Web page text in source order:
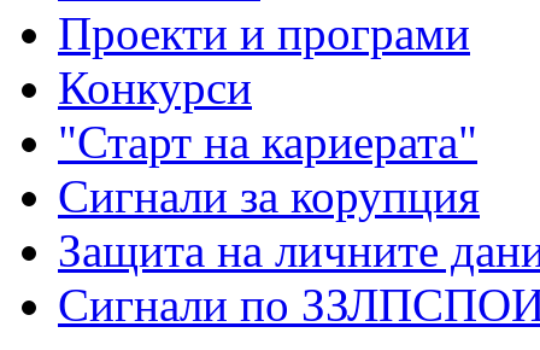
Проекти и програми
Конкурси
"Старт на кариерата"
Сигнали за корупция
Защита на личните
Сигнали по